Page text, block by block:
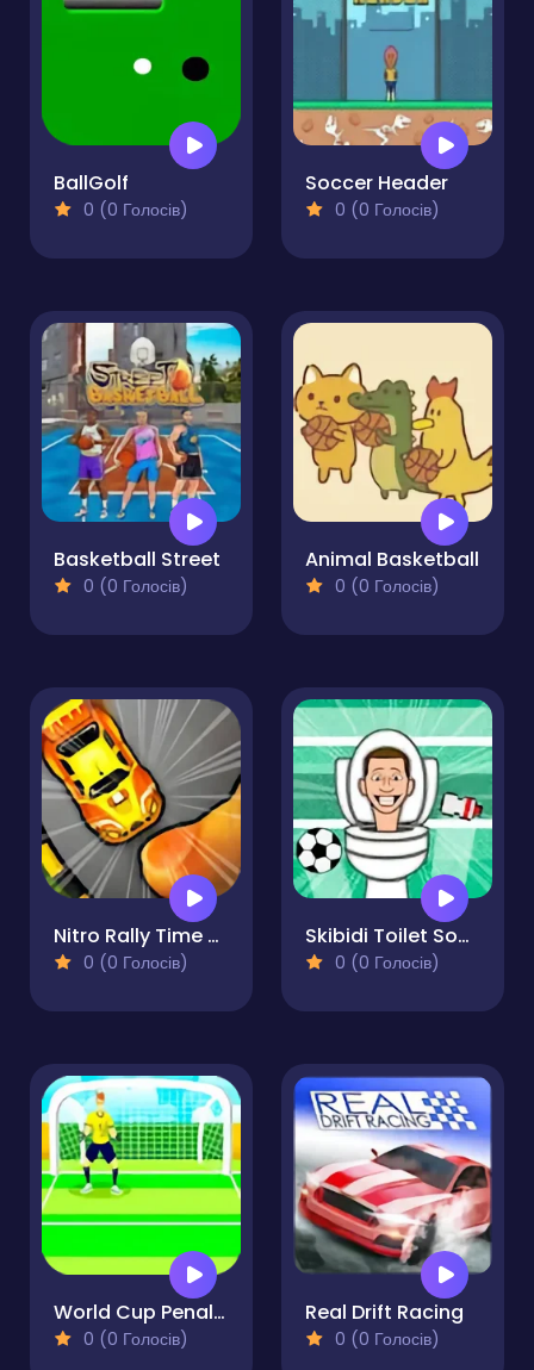
BallGolf
0 (0 Голосів)
Soccer Header
0 (0 Голосів)
Basketball Street
0 (0 Голосів)
Animal Basketball
0 (0 Голосів)
Nitro Rally Time Attack 2
0 (0 Голосів)
Skibidi Toilet Soccer
0 (0 Голосів)
World Cup Penalty Football Game
0 (0 Голосів)
Real Drift Racing
0 (0 Голосів)